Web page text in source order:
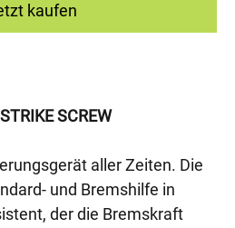
kaufen
SCREW
aller Zeiten. Die
und Bremshilfe in
der die Bremskraft